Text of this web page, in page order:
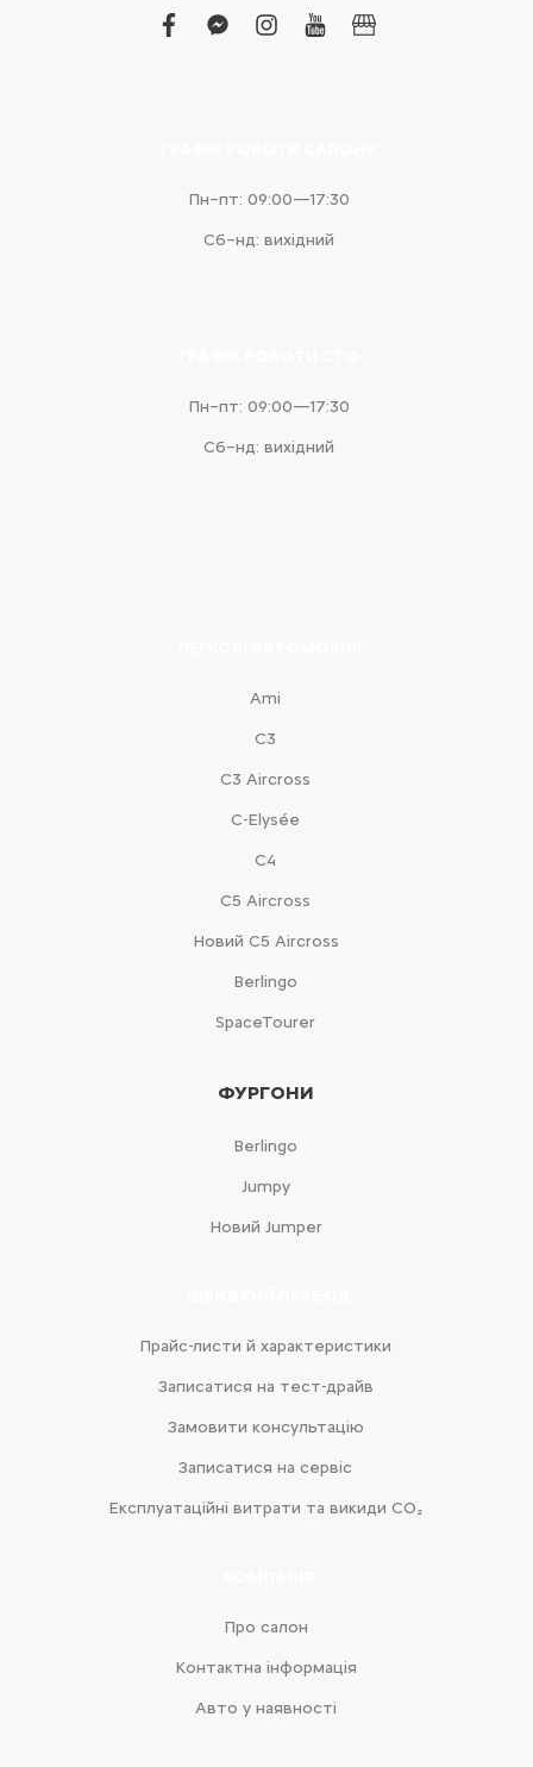
facebook
facebook-
instagram
youtubebusiness
Пн–пт: 09:00—17:30
Сб–нд: вихідний
Пн–пт: 09:00—17:30
Сб–нд: вихідний
Ami
С3
С3 Aircross
C-Elysée
С4
С5 Aircross
Новий С5 Aircross
Berlingo
SpaceTourer
ФУРГОНИ
Berlingo
Jumpy
Новий Jumper
Прайс-листи й характеристики
Записатися на тест-драйв
Замовити консультацію
Записатися на сервіс
Експлуатаційні витрати та викиди CO₂
Про салон
Контактна інформація
Авто у наявності